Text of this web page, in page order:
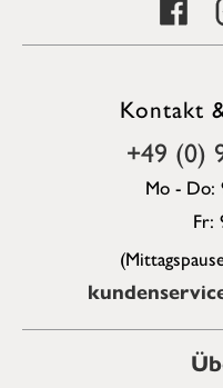
Kontakt
+49 (0)
Mo - Do:
Fr: